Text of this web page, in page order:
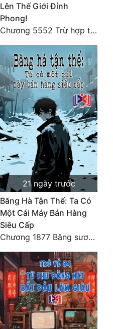
Lên Thế Giới Đỉnh
Phong!
Chương 5552 Trừ hợp tác, không còn cách nào khác!
21 ngày trước
Băng Hà Tận Thế: Ta Có
Một Cái Máy Bán Hàng
Siêu Cấp
Chương 1877 Băng sương kết giới